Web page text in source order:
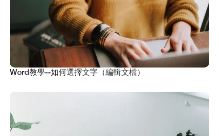
Word教學--如何選擇文字（編輯文檔）